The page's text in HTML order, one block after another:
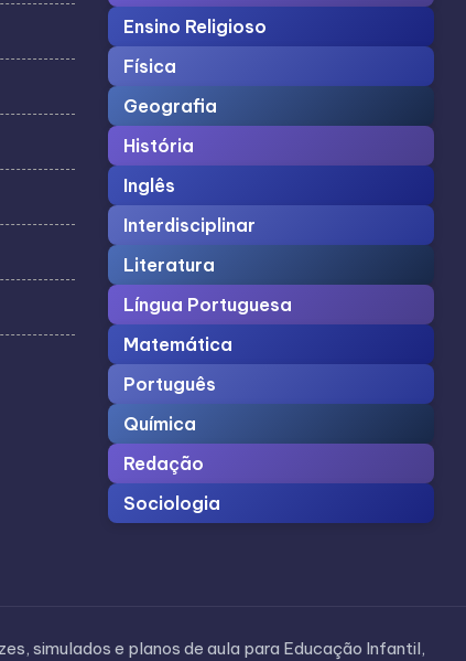
Ensino Religioso
Física
Geografia
História
Inglês
Interdisciplinar
Literatura
Língua Portuguesa
Matemática
Português
Química
Redação
Sociologia
simulados e planos de aula para Educação Infantil,